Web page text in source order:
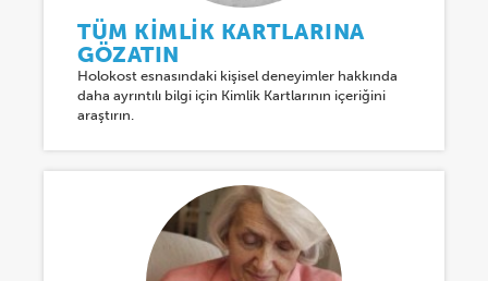
TÜM KIMLIK KARTLARINA
GÖZATIN
Holokost esnasındaki kişisel deneyimler hakkında
daha ayrıntılı bilgi için Kimlik Kartlarının içeriğini
araştırın.